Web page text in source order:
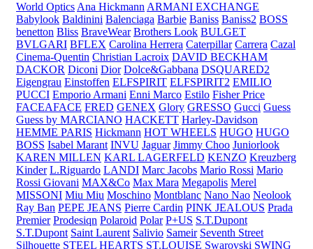
World Optics Ana Hickmann ARMANI EXCHANGE
Babylook Baldinini Balenciaga Barbie Baniss Baniss2 BOSS
benetton Bliss BraveWear Brothers Look BULGET
BVLGARI BFLEX Carolina Herrera Caterpillar Carrera Cazal
Cinema-Quentin Christian Lacroix DAVID BECKHAM
DACKOR Diconi Dior Dolce&Gabbana DSQUARED2
Eigengrau Einstoffen ELFSPIRIT ELFSPIRIT2 EMILIO
PUCCI Emporio Armani Enni Marco Estilo Fisher Price
FACEAFACE FRED GENEX Glory GRESSO Gucci Guess
Guess by MARCIANO HACKETT Harley-Davidson
HEMME PARIS Hickmann HOT WHEELS HUGO HUGO
BOSS Isabel Marant INVU Jaguar Jimmy Choo Juniorlook
KAREN MILLEN KARL LAGERFELD KENZO Kreuzberg
Kinder L.Riguardo LANDI Marc Jacobs Mario Rossi Mario
Rossi Giovani MAX&Co Max Mara Megapolis Merel
MISSONI Miu Miu Moschino Montblanc Nano Nao Neolook
Ray Ban PEPE JEANS Pierre Cardin PINK JEALOUS Prada
Premier Prodesiqn Polaroid Polar P+US S.T.Dupont
S.T.Dupont Saint Laurent Salivio Sameir Seventh Street
Silhouette STEEL HEARTS ST.LOUISE Swarovski SWING